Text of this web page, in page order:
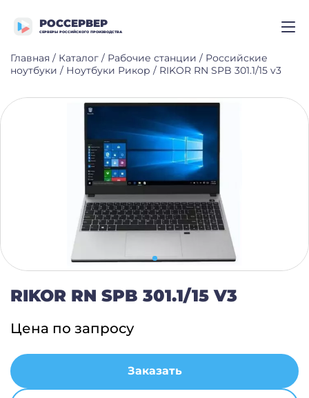
РОССЕРВЕР
СЕРВЕРЫ РОССИЙСКОГО ПРОИЗВОДСТВА
Главная / Каталог / Рабочие станции / Российские
ноутбуки / Ноутбуки Рикор / RIKOR RN SPB 301.1/15 v3
RIKOR RN SPB 301.1/15 V3
Цена по запросу
Заказать